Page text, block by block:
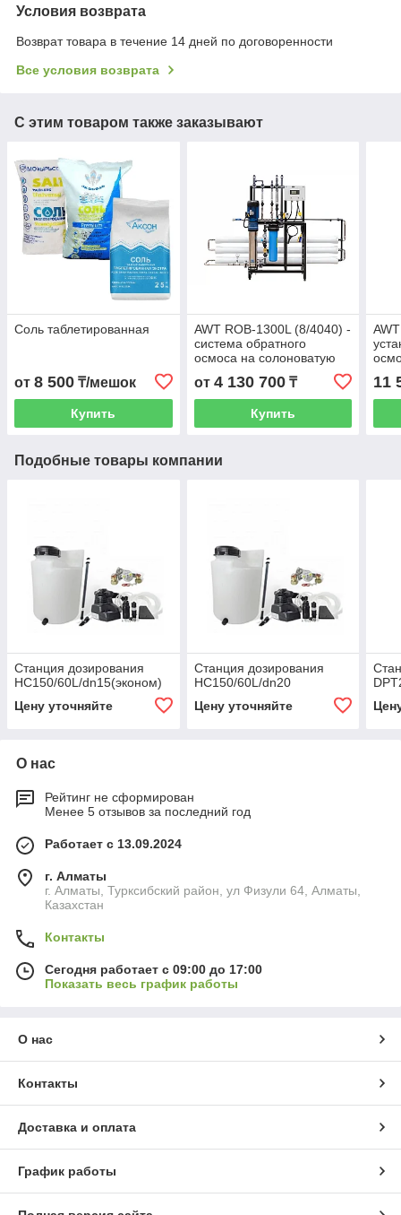
Условия возврата
Возврат товара в течение 14 дней по договоренности
Все условия возврата
С этим товаром также заказывают
Соль таблетированная
от 8 500 ₸/мешок
Купить
AWT ROB-1300L (8/4040) -
система обратного
осмоса на солоноватую
от 4 130 700₸
Купить
11
Подобные товары компании
Станция дозирования
HC150/60L/dn15(эконом)
Цену уточняйте
Станция дозирования
HC150/60L/dn20
Цену уточняйте
О нас
Рейтинг не сформирован
Менее 5 отзывов за последний год
Работает с 13.09.2024
г. Алматы
г. Алматы, Турксибский район, ул Физули 64, Алматы,
Казахстан
Контакты
Сегодня работает с 09:00 до 17:00
Показать весь график работы
О нас
Контакты
Доставка и оплата
График работы